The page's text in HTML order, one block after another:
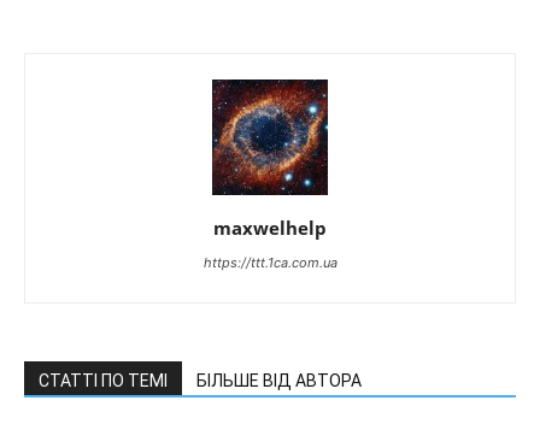
maxwelhelp
https://ttt.1ca.com.ua
СТАТТІ ПО ТЕМІ БІЛЬШЕ ВІД АВТОРА